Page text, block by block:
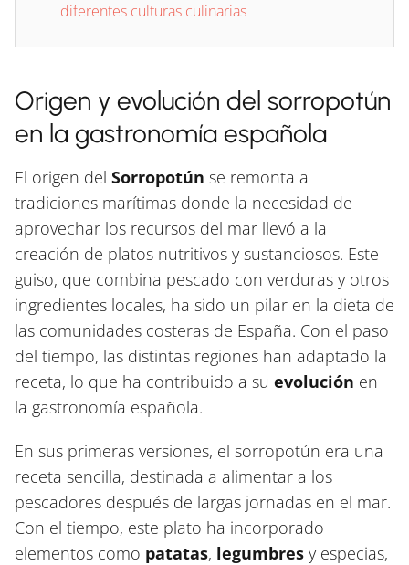
diferentes culturas culinarias
Origen y evolución del sorropotún
en la gastronomía española
El origen del Sorropotún se remonta a
tradiciones marítimas donde la necesidad de
aprovechar los recursos del mar llevó a la
creación de platos nutritivos y sustanciosos. Este
guiso, que combina pescado con verduras y otros
ingredientes locales, ha sido un pilar en la dieta de
las comunidades costeras de España. Con el paso
del tiempo, las distintas regiones han adaptado la
receta, lo que ha contribuido a su evolución en
la gastronomía española.
En sus primeras versiones, el sorropotún era una
receta sencilla, destinada a alimentar a los
pescadores después de largas jornadas en el mar.
Con el tiempo, este plato ha incorporado
elementos como patatas, legumbres y especias,